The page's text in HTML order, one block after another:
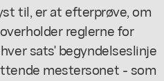
til, er at efterprøve, om
reglerne for
sats' begyndelseslinje
mestersonet - som